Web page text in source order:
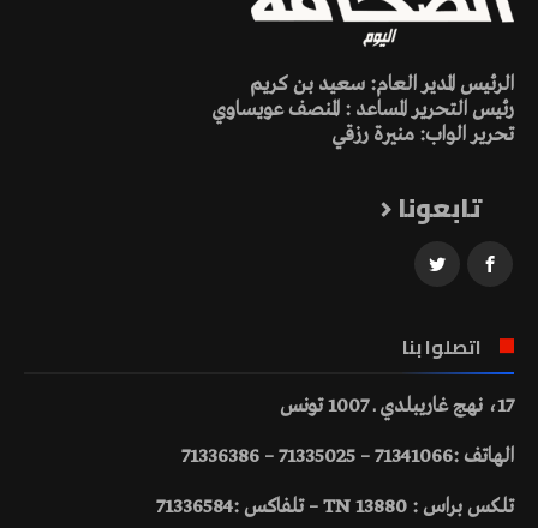
الرئيس المدير العام: سعيد بن كريم
رئيس التحرير المساعد : المنصف عويساوي
تحرير الواب: منيرة رزقي
تابعونا
اتصلوا بنا
17، نهج غاريبلدي ـ 1007 تونس
الهاتف :71341066 – 71335025 – 71336386
تلكس براس : 13880 TN – تلفاكس :71336584